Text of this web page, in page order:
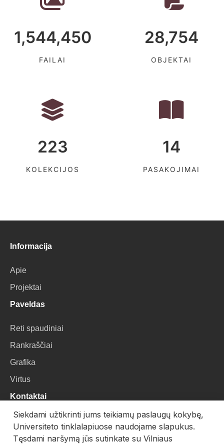
1,544,450
FAILAI
28,754
OBJEKTAI
223
KOLEKCIJOS
14
PASAKOJIMAI
Informacija
Apie
Projektai
Paveldas
Reti spaudiniai
Rankraščiai
Grafika
Virtus
Kontaktai
VU Biblioteka
Universiteto g. 3, LT-01122, Vilnius
Siekdami užtikrinti jums teikiamų paslaugų kokybę,
Universiteto tinklalapiuose naudojame slapukus.
Tęsdami naršymą jūs sutinkate su Vilniaus